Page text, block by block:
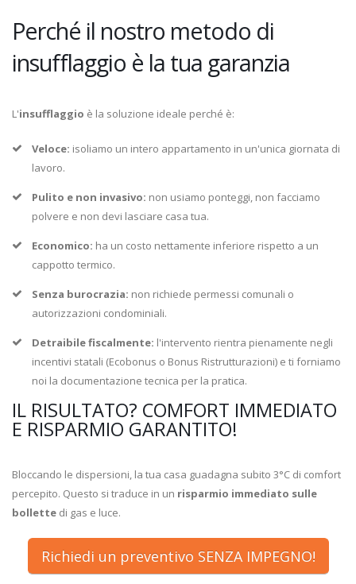
Perché il nostro metodo di
insufflaggio è la tua garanzia
L'insufflaggio è la soluzione ideale perché è:
Veloce: isoliamo un intero appartamento in un'unica giornata di
lavoro.
Pulito e non invasivo: non usiamo ponteggi, non facciamo
polvere e non devi lasciare casa tua.
Economico: ha un costo nettamente inferiore rispetto a un
cappotto termico.
Senza burocrazia: non richiede permessi comunali o
autorizzazioni condominiali.
Detraibile fiscalmente: l'intervento rientra pienamente negli
incentivi statali (Ecobonus o Bonus Ristrutturazioni) e ti forniamo
noi la documentazione tecnica per la pratica.
IL RISULTATO? COMFORT IMMEDIATO
E RISPARMIO GARANTITO!
Bloccando le dispersioni, la tua casa guadagna subito 3°C di comfort
percepito. Questo si traduce in un risparmio immediato sulle
bollette di gas e luce.
Richiedi un preventivo SENZA IMPEGNO!